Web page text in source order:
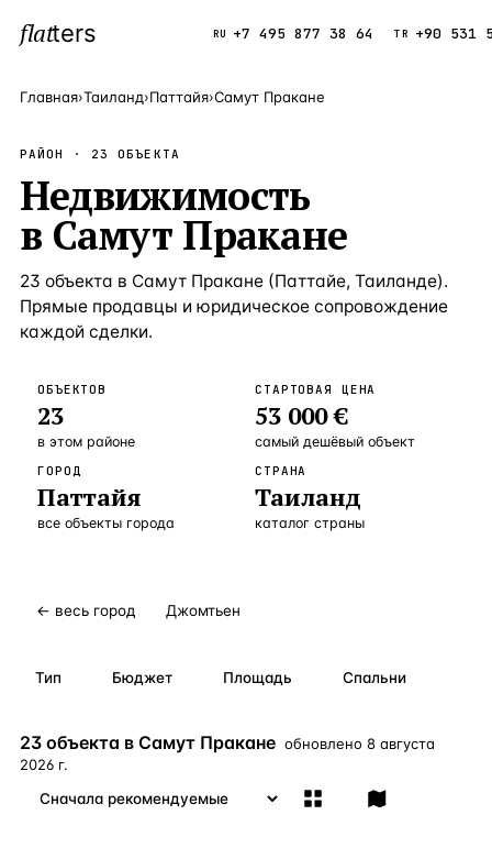
flatters RU +7 495 877 38 64 TR +90 531
ПОПУЛЯРНЫЕ НАПРАВЛЕНИЯ
Турция
Россия
Кипр —Страна 3 906
Греция —
Сочи —Локация Россия · 3
Алания
Бангкок — Локация
Стамбул —Локация
Главная›Таиланд›Паттайя›Самут Пракане
РАЙОН · 23 ОБЪЕКТА
Недвижимость
в Самут Пракане
23 объекта в Самут Пракане (Паттайе, Таиланде).
Прямые продавцы и юридическое сопровождение
каждой сделки.
ОБЪЕКТОВ
23
в этом районе
СТАРТОВАЯ ЦЕНА
53 000 €
самый дешёвый объект
ГОРОД
Паттайя
все объекты города
СТРАНА
Таиланд
каталог страны
← весь город Джомтьен
Тип Бюджет Площадь Спальни
23 объекта в Самут Пракане обновлено 8 августа
2026 г.